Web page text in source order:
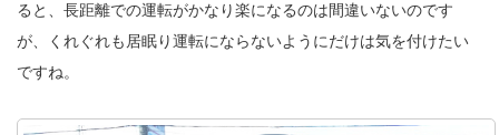
ると、長距離での運転がかなり楽になるのは間違いないのです
が、くれぐれも居眠り運転にならないようにだけは気を付けたい
ですね。